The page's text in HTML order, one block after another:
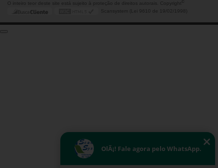
O inteiro teor deste site está sujeito à proteção de direitos autorais. Copyright
Scansystem (Lei 9610 de 19/02/1998)
OlÃ¡! Fale agora pelo WhatsApp.